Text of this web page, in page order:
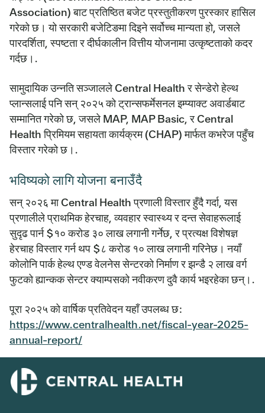
Association) बाट प्रतिष्ठित बजेट प्रस्तुतीकरण पुरस्कार हासिल
गरेको छ। यो सरकारी बजेटिङमा दिइने सर्वोच्च मान्यता हो, जसले
पारदर्शिता, स्पष्टता र दीर्घकालीन वित्तीय योजनामा उत्कृष्टताको कदर
गर्दछ।.
सामुदायिक उन्नति सञ्जालले Central Health र सेन्डेरो हेल्थ
प्लान्सलाई पनि सन् २०२५ को ट्रान्सफर्मेसनल इम्प्याक्ट अवार्डबाट
सम्मानित गरेको छ, जसले MAP, MAP Basic, र Central
Health प्रिमियम सहायता कार्यक्रम (CHAP) मार्फत कभरेज पहुँच
विस्तार गरेको छ।.
भविष्यको लागि योजना बनाउँदै
सन् २०२६ मा Central Health प्रणाली विस्तार हुँदै गर्दा, यस
प्रणालीले प्राथमिक हेरचाह, व्यवहार स्वास्थ्य र दन्त सेवाहरूलाई
सुदृढ पार्न $१० करोड ३० लाख लगानी गर्नेछ, र प्रत्यक्ष विशेषज्ञ
हेरचाह विस्तार गर्न थप $८ करोड १० लाख लगानी गरिनेछ। नयाँ
कोलोनि पार्क हेल्थ एण्ड वेलनेस सेन्टरको निर्माण र झन्डै २ लाख वर्ग
फुटको ह्यान्कक सेन्टर क्याम्पसको नवीकरण दुवै कार्य भइरहेका छन्।.
पूरा २०२५ को वार्षिक प्रतिवेदन यहाँ उपलब्ध छ:
https://www.centralhealth.net/fiscal-year-2025-
annual-report/